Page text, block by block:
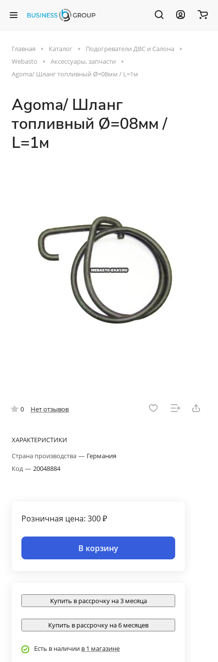
Главная Каталог
Подогреватели ДВС и Салона
Webasto
Аксессуары, запчасти
Agoma/ Шланг топливный Ø=08мм / L=1м
Agoma/ Шланг
топливный Ø=08мм /
L=1м
0 Нет отзывов
ХАРАКТЕРИСТИКИ
Страна производства — Германия
Код— 20048884
Розничная цена: 300 ₽
В корзину
Купить в рассрочку на 3 месяца
Купить в рассрочку на 6 месяцев
Есть в наличии в 1 магазине